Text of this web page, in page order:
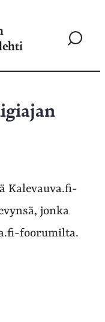
Siirry
Kalevauva.fi-
jonka
foorumilta.